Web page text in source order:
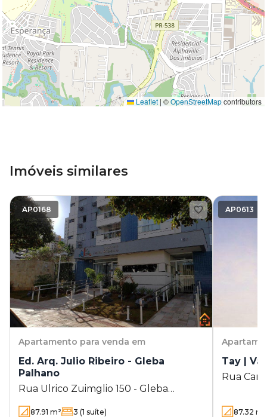
Leaflet | ©OpenStreetMapcontributors
Imóveis similares
AP0168
Apartamento para venda em
Ed. Arq. Julio Ribeiro - Gleba
Palhano
Rua Ulrico Zuimglio 150 - Gleba
Palhano - Londrina - PR
87.91 m² 3 (1 suíte)
AP0613
Tay |
Rua
87.32 m²